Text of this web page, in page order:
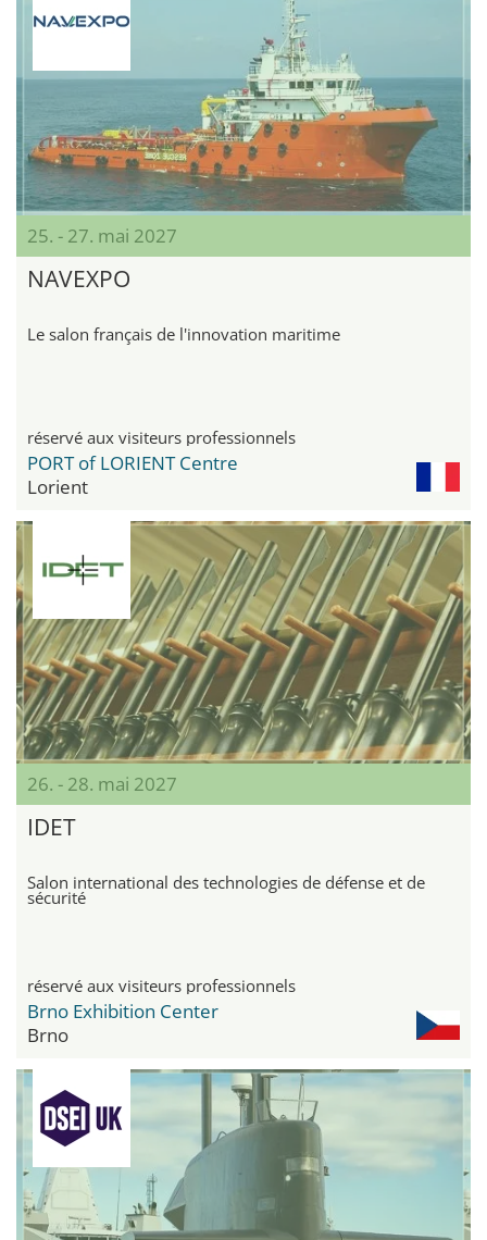
25. - 27. mai 2027
NAVEXPO
Le salon français de l'innovation maritime
réservé aux visiteurs professionnels
PORT of LORIENT Centre
Lorient
26. - 28. mai 2027
IDET
Salon international des technologies de défense et de
sécurité
réservé aux visiteurs professionnels
Brno Exhibition Center
Brno